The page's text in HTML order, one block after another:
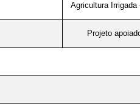
Agricultura Irrigada
Projeto